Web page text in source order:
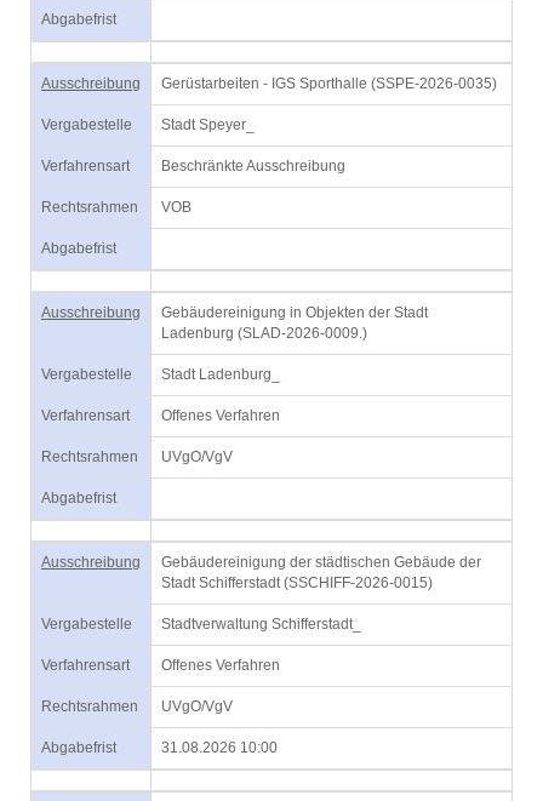
Abgabefrist
Ausschreibung Gerüstarbeiten - IGS Sporthalle (SSPE-2026-0035)
Vergabestelle Stadt Speyer_
Verfahrensart Beschränkte Ausschreibung
Rechtsrahmen VOB
Abgabefrist
Ausschreibung
Gebäudereinigung in Objekten der Stadt
Ladenburg (SLAD-2026-0009.)
Vergabestelle Stadt Ladenburg_
Verfahrensart Offenes Verfahren
Rechtsrahmen UVgO/VgV
Abgabefrist
Ausschreibung
Gebäudereinigung der städtischen Gebäude der
Stadt Schifferstadt (SSCHIFF-2026-0015)
Vergabestelle Stadtverwaltung Schifferstadt_
Verfahrensart Offenes Verfahren
Rechtsrahmen UVgO/VgV
Abgabefrist 31.08.2026 10:00